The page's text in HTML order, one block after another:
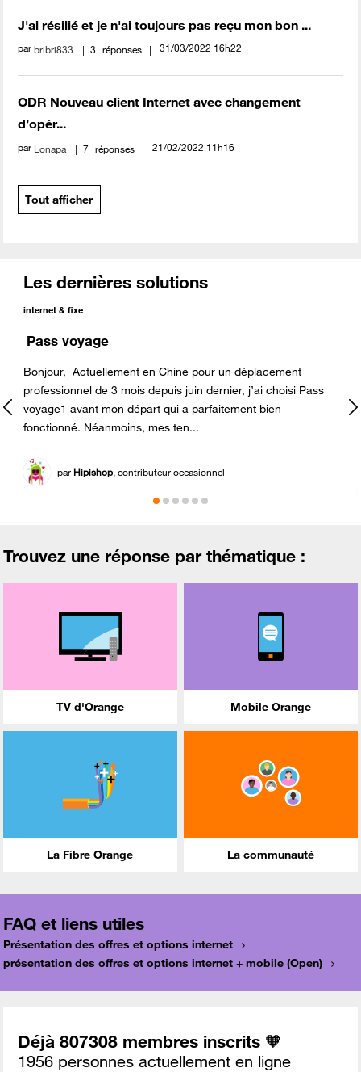
J'ai résilié et je n'ai toujours pas reçu mon bon ...
parbribri833 3 réponses ‎31/03/2022 16h22
ODR Nouveau client Internet avec changement
d’opér...
par Lonapa 7 réponses ‎21/02/2022 11h16
Tout afficher
Les dernières solutions
internet & fixe
Pass voyage
Bonjour, Actuellement en Chine pour un déplacement
professionnel de 3 mois depuis juin dernier, j’ai choisi Pass
voyage1 avant mon départ qui a parfaitement bien
fonctionné. Néanmoins, mes ten...
par Hipishop, contributeur occasionnel
Trouvez une réponse par thématique :
TV d'Orange Mobile Orange
La Fibre Orange La communauté
FAQ et liens utiles
Présentation des offres et options internet
présentation des offres et options internet + mobile (Open)
Déjà 807308 membres inscrits 🧡
1956 personnes actuellement en ligne